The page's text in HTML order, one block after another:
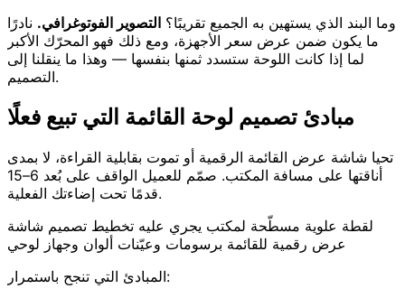
وما البند الذي يستهين به الجميع تقريبًا؟ التصوير الفوتوغرافي. نادرًا
ما يكون ضمن عرض سعر الأجهزة، ومع ذلك فهو المحرّك الأكبر
لما إذا كانت اللوحة ستسدد ثمنها بنفسها — وهذا ما ينقلنا إلى
التصميم.
مبادئ تصميم لوحة القائمة التي تبيع فعلًا
تحيا شاشة عرض القائمة الرقمية أو تموت بقابلية القراءة، لا بمدى
أناقتها على مسافة المكتب. صمّم للعميل الواقف على بُعد 6–15
قدمًا تحت إضاءتك الفعلية.
لقطة علوية مسطّحة لمكتب يجري عليه تخطيط تصميم شاشة
عرض رقمية للقائمة برسومات وعيّنات ألوان وجهاز لوحي
المبادئ التي تنجح باستمرار: